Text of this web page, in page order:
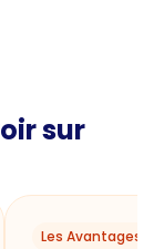
sur
Les Avantages